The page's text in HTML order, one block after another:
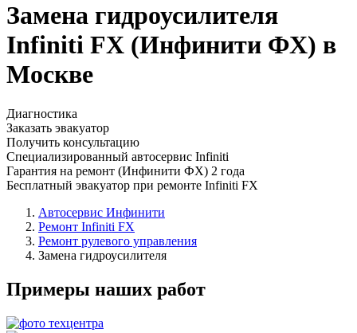
Замена гидроусилителя
Infiniti FX (Инфинити ФХ) в
Москве
Диагностика
Заказать эвакуатор
Получить консультацию
Специализированный автосервис Infiniti
Гарантия на ремонт (Инфинити ФХ) 2 года
Бесплатный эвакуатор при ремонте Infiniti FX
Автосервис Инфинити
Ремонт Infiniti FX
Ремонт рулевого управления
Замена гидроусилителя
Примеры наших работ